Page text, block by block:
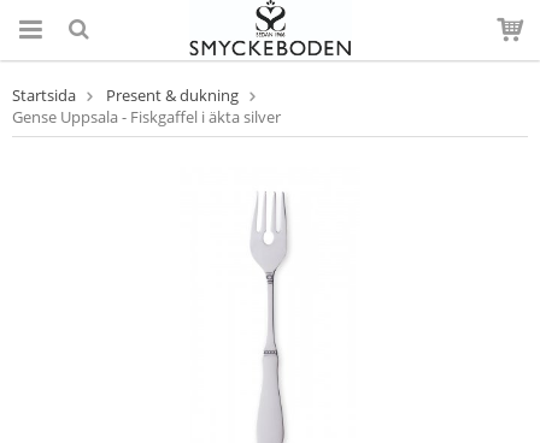
Startsida
Present & dukning
Gense Uppsala - Fiskgaffel i äkta silver